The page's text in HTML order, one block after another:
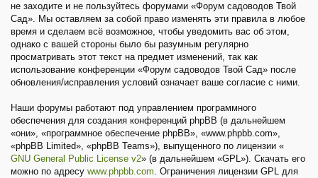
не заходите и не пользуйтесь форумами «Форум садоводов Твой
Сад». Мы оставляем за собой право изменять эти правила в любое
время и сделаем всё возможное, чтобы уведомить вас об этом,
однако с вашей стороны было бы разумным регулярно
просматривать этот текст на предмет изменений, так как
использование конференции «Форум садоводов Твой Сад» после
обновления/исправления условий означает ваше согласие с ними.
Наши форумы работают под управлением программного
обеспечения для создания конференций phpBB (в дальнейшем
«они», «программное обеспечение phpBB», «www.phpbb.com»,
«phpBB Limited», «phpBB Teams»), выпущенного по лицензии «
GNU General Public License v2» (в дальнейшем «GPL»). Скачать его
можно по адресу www.phpbb.com. Ограничения лицензии GPL для